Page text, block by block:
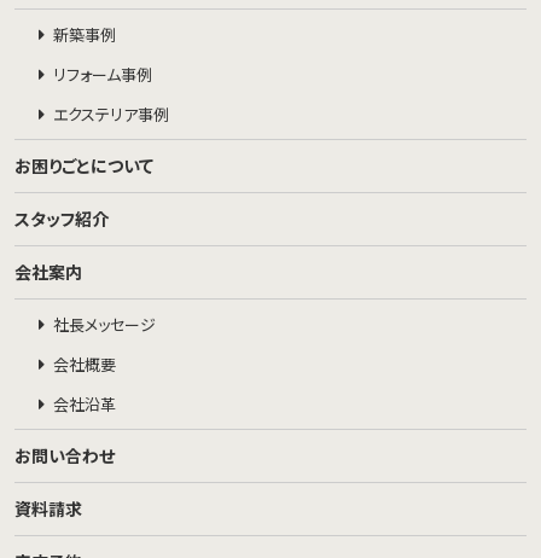
新築事例
リフォーム事例
エクステリア事例
お困りごとについて
スタッフ紹介
会社案内
社長メッセージ
会社概要
会社沿革
お問い合わせ
資料請求